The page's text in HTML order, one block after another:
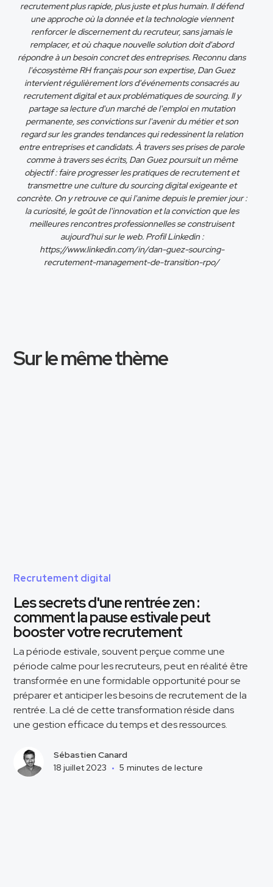
recrutement plus rapide, plus juste et plus humain. Il défend
une approche où la donnée et la technologie viennent
renforcer le discernement du recruteur, sans jamais le
remplacer, et où chaque nouvelle solution doit d'abord
répondre à un besoin concret des entreprises. Reconnu dans
l'écosystème RH français pour son expertise, Dan Guez
intervient régulièrement lors d'événements consacrés au
recrutement digital et aux problématiques de sourcing. Il y
partage sa lecture d'un marché de l'emploi en mutation
permanente, ses convictions sur l'avenir du métier et son
regard sur les grandes tendances qui redessinent la relation
entre entreprises et candidats. À travers ses prises de parole
comme à travers ses écrits, Dan Guez poursuit un même
objectif : faire progresser les pratiques de recrutement et
transmettre une culture du sourcing digital exigeante et
concrète. On y retrouve ce qui l'anime depuis le premier jour :
la curiosité, le goût de l'innovation et la conviction que les
meilleures rencontres professionnelles se construisent
aujourd'hui sur le web. Profil Linkedin :
https://www.linkedin.com/in/dan-guez-sourcing-
recrutement-management-de-transition-rpo/
Sur le même thème
Recrutement digital
Les secrets d'une rentrée zen :
comment la pause estivale peut
booster votre recrutement
La période estivale, souvent perçue comme une
période calme pour les recruteurs, peut en réalité être
transformée en une formidable opportunité pour se
préparer et anticiper les besoins de recrutement de la
rentrée. La clé de cette transformation réside dans
une gestion efficace du temps et des ressources.
Sébastien Canard
18 juillet 2023 • 5 minutes de lecture